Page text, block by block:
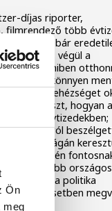
Ön
meg
díjas riporter,
filmrendező több
s bár
készült, végül a
lett az, amiben
ez mindig könnyen
hogy nehézséget
a választ, hogyan
az elmúlt évtizedekben;
tendenciáról
ő munkásságán
pályája elején
neve később
hiszen, ha a politika
adott esetben